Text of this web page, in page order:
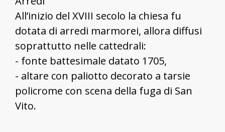
All’inizio del XVIII secolo la chiesa fu
dotata di arredi marmorei, allora diffusi
soprattutto nelle cattedrali:
- fonte battesimale datato 1705,
- altare con paliotto decorato a tarsie
policrome con scena della fuga di San
Vito.